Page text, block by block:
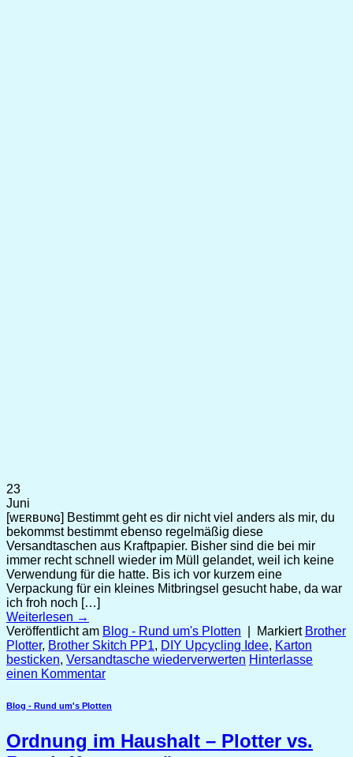
23
Juni
[ᴡᴇʀʙᴜɴɢ] Bestimmt geht es dir nicht viel anders als mir, du
bekommst bestimmt ebenso regelmäßig diese
Versandtaschen aus Kraftpapier. Bisher sind die bei mir
immer recht schnell wieder im Müll gelandet, weil ich keine
Verwendung für die hatte. Bis ich vor kurzem eine
Verpackung für ein kleines Mitbringsel gesucht habe, da war
ich froh noch […]
Weiterlesen →
Veröffentlicht am Blog - Rund um's Plotten Markiert Brother
Plotter, Brother Skitch PP1, DIY Upcycling Idee, Karton
besticken, Versandtasche wiederverwerten Hinterlasse
einen Kommentar
Blog - Rund um's Plotten
Ordnung im Haushalt – Plotter vs.